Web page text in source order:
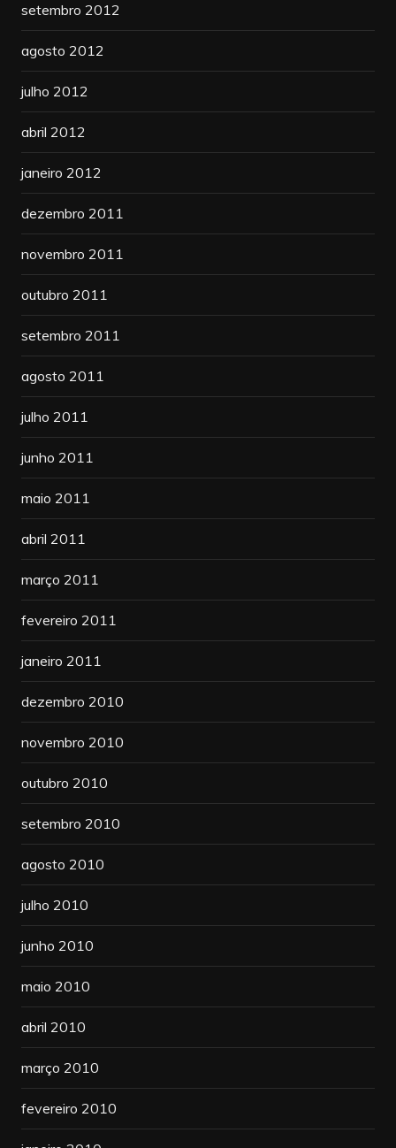
setembro 2012
agosto 2012
julho 2012
abril 2012
janeiro 2012
dezembro 2011
novembro 2011
outubro 2011
setembro 2011
agosto 2011
julho 2011
junho 2011
maio 2011
abril 2011
março 2011
fevereiro 2011
janeiro 2011
dezembro 2010
novembro 2010
outubro 2010
setembro 2010
agosto 2010
julho 2010
junho 2010
maio 2010
abril 2010
março 2010
fevereiro 2010